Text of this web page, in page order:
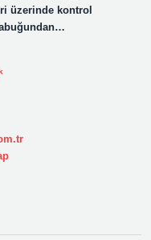
üzerinde kontrol